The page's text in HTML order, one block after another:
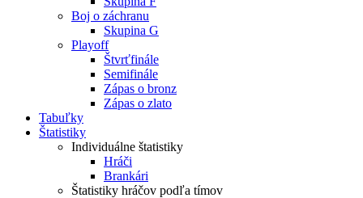
Boj o záchranu
Skupina G
Playoff
Štvrťfinále
Semifinále
Zápas o bronz
Zápas o zlato
Tabuľky
Štatistiky
Individuálne štatistiky
Hráči
Brankári
Štatistiky hráčov podľa tímov